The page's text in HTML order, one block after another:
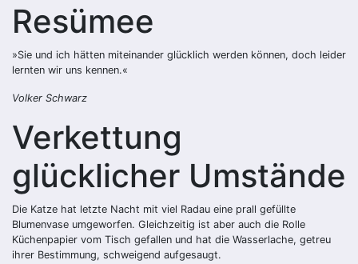
Resümee
»Sie und ich hätten miteinander glücklich werden können, doch leider
lernten wir uns kennen.«
Volker Schwarz
Verkettung
glücklicher Umstände
Die Katze hat letzte Nacht mit viel Radau eine prall gefüllte
Blumenvase umgeworfen. Gleichzeitig ist aber auch die Rolle
Küchenpapier vom Tisch gefallen und hat die Wasserlache, getreu
ihrer Bestimmung, schweigend aufgesaugt.